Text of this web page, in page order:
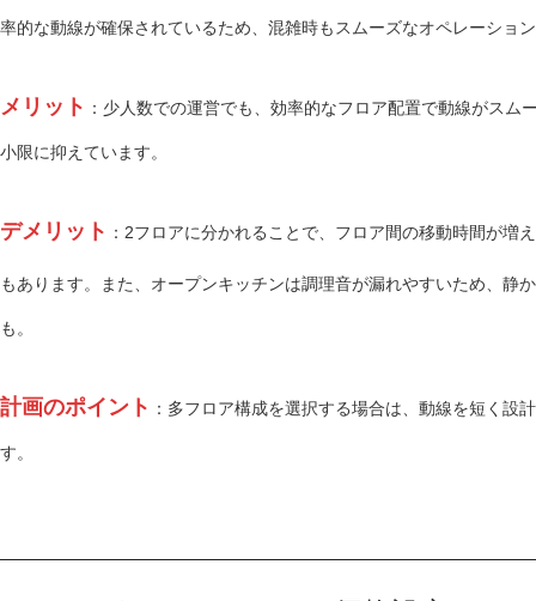
率的な動線が確保されているため、混雑時もスムーズなオペレーショ
メリット ：少人数での運営でも、効率的なフロア配置で動線がス
小限に抑えています。
デメリット ：2フロアに分かれることで、フロア間の移動時間が増
もあります。また、オープンキッチンは調理音が漏れやすいため、静
も。
計画のポイント ：多フロア構成を選択する場合は、動線を短く設
す。